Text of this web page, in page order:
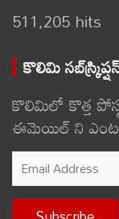
511,205 hits
కొలిమి
కొలిమిలో కొత్త
ఈమెయిల్ ని
Email
Address